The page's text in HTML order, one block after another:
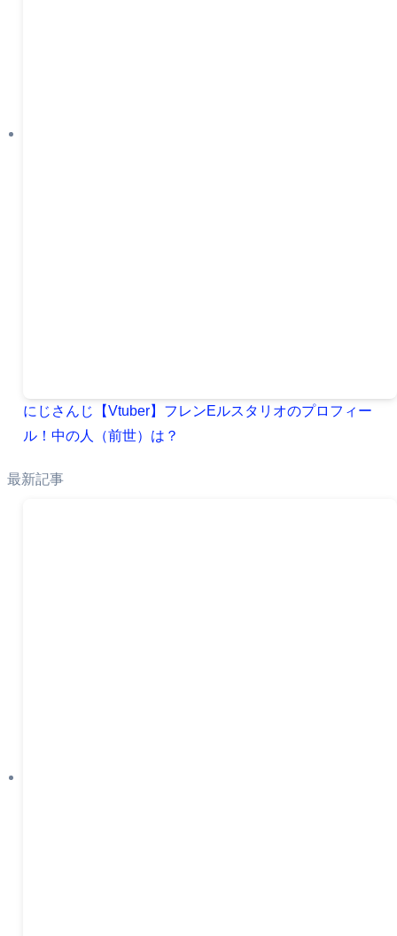
にじさんじ【Vtuber】フレンEルスタリオのプロフィー
ル！中の人（前世）は？
最新記事